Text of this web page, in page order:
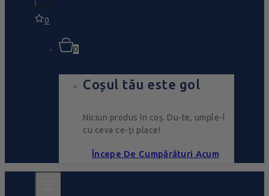
0
0
Coșul tău este gol
Niciun produs în coș. Du-te, umple-l
cu ceva ce-ți place!
Începe De Cumpărături Acum